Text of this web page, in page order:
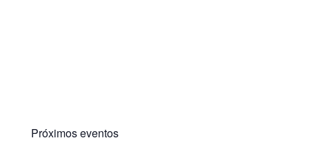
Próximos eventos